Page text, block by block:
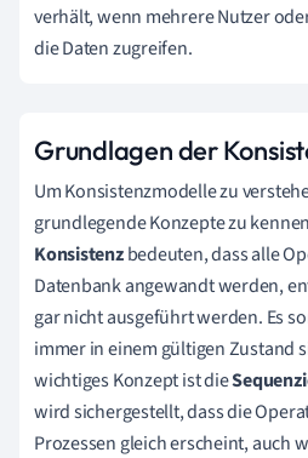
verhält, wenn mehrere Nutzer
die Daten zugreifen.
Grundlagen der
Um Konsistenzmodelle zu
grundlegende Konzepte zu
Konsistenzbedeuten, dass alle
Datenbank angewandt werden,
gar nicht ausgeführt werden. Es
immer in einem gültigen Zustand
wichtiges Konzept ist die
wird sichergestellt, dass die
Prozessen gleich erscheint, auch